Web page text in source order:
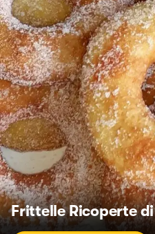
Frittelle Ricoperte